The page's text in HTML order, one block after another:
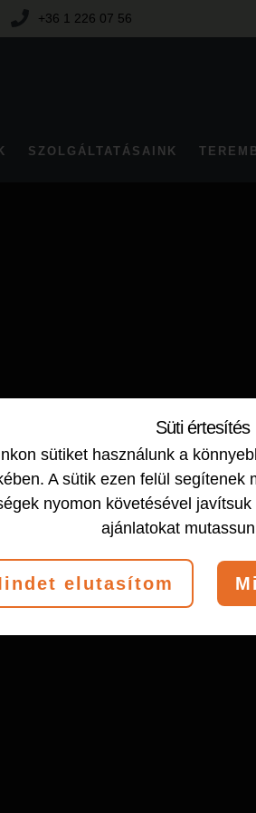
+36 1 226 07 56
SZOLGÁLTATÁSAINK
2019-02-23 by
Süti értesítés
sütiket használunk a
A sütik ezen felül segítenek
nyomon követésével
ajánlatokat
elutasítom